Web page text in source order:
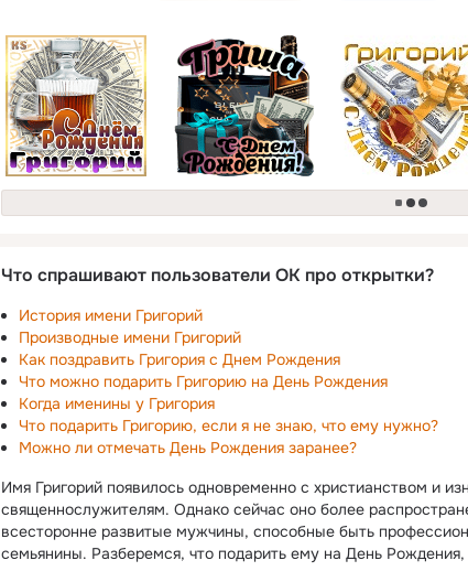
загрузка
Что спрашивают пользователи ОК про открытки?
История имени Григорий
Производные имени Григорий
Как поздравить Григория с Днем Рождения
Что можно подарить Григорию на День Рождения
Когда именины у Григория
Что подарить Григорию, если я не знаю, что ему нужно?
Можно ли отмечать День Рождения заранее?
Имя Григорий появилось одновременно с христианством и
священнослужителям. Однако сейчас оно более
всесторонне развитые мужчины, способные быть
семьянины. Разберемся, что подарить ему на День Рождения,